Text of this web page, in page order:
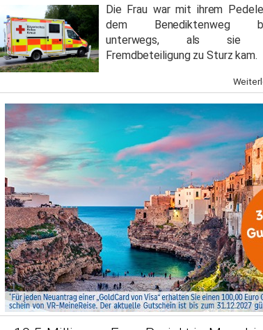
Die Frau war mit ihrem
dem Benediktenweg
unterwegs, als sie
Fremdbeteiligung zu Sturz kam.